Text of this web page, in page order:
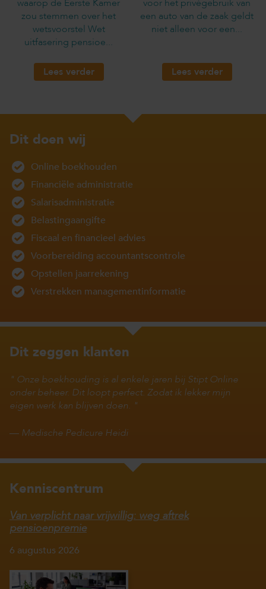
waarop de Eerste Kamer
zou stemmen over het
wetsvoorstel Wet
uitfasering pensioe...
Lees verder
voor het privégebruik van
een auto van de zaak geldt
niet alleen voor een...
Lees verder
Dit doen wij
Online boekhouden
Financiële administratie
Salarisadministratie
Belastingaangifte
Fiscaal en financieel advies
Voorbereiding accountantscontrole
Opstellen jaarrekening
Verstrekken managementinformatie
Dit zeggen klanten
Onze boekhouding is al enkele jaren bij Stipt Online
onder beheer. Dit loopt perfect. Zodat ik lekker mijn
eigen werk kan blijven doen.
— Medische Pedicure Heidi
Kenniscentrum
Van verplicht naar vrijwillig: weg aftrek
pensioenpremie
6 augustus 2026